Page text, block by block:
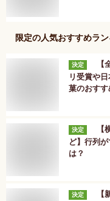
限定の人気おすすめラ
決定
リ受賞や
菓のおすす
決定
ど】行列
は？
決定